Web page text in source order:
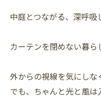
中庭とつながる、深呼吸
カーテンを閉めない暮ら
外からの視線を気にしな
でも、ちゃんと光と風は